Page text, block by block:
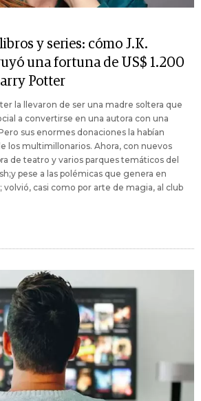
y series: cómo J.K.
una fortuna de US$ 1.200
Potter
la llevaron de ser una madre soltera que
a convertirse en una autora con una
sus enormes donaciones la habían
los multimillonarios. Ahora, con nuevos
de teatro y varios parques temáticos del
pese a las polémicas que genera en
volvió, casi como por arte de magia, al club